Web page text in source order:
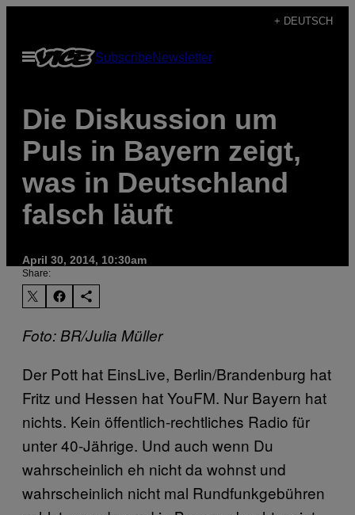
content
+ DEUTSCH
Open
Menu
SubscribeNewsletter
Die Diskussion um
Puls in Bayern zeigt,
was in Deutschland
falsch läuft
April 30, 2014, 10:30am
Share:
Foto: BR/Julia Müller
Der Pott hat EinsLive, Berlin/Brandenburg hat
Fritz und Hessen hat YouFM. Nur Bayern hat
nichts. Kein öffentlich-rechtliches Radio für
unter 40-Jährige. Und auch wenn Du
wahrscheinlich eh nicht da wohnst und
wahrscheinlich nicht mal Rundfunkgebühren